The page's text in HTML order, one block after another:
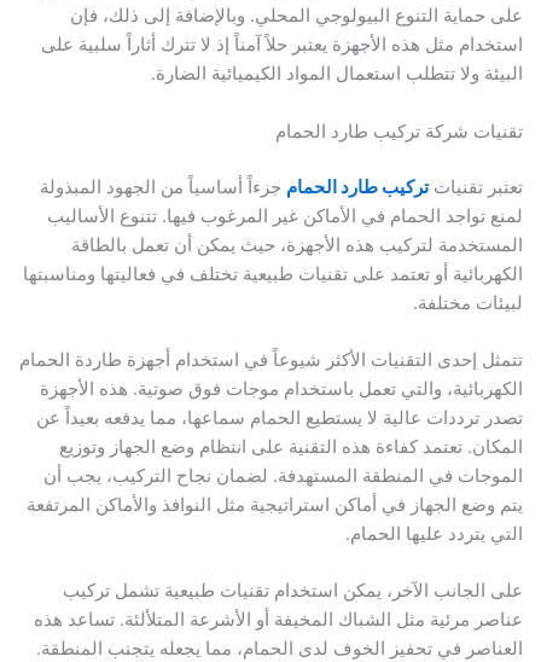
على حماية التنوع البيولوجي المحلي. وبالإضافة إلى ذلك، فإن
استخدام مثل هذه الأجهزة يعتبر حلاً آمناً إذ لا تترك أثاراً سلبية على
البيئة ولا تتطلب استعمال المواد الكيميائية الضارة.
تقنيات شركة تركيب طارد الحمام
تعتبر تقنياتتركيب طارد الحمام جزءاً أساسياً من الجهود المبذولة
لمنع تواجد الحمام في الأماكن غير المرغوب فيها. تتنوع الأساليب
المستخدمة لتركيب هذه الأجهزة، حيث يمكن أن تعمل بالطاقة
الكهربائية أو تعتمد على تقنيات طبيعية تختلف في فعاليتها ومناسبتها
لبيئات مختلفة.
تتمثل إحدى التقنيات الأكثر شيوعاً في استخدام أجهزة طاردة الحمام
الكهربائية، والتي تعمل باستخدام موجات فوق صوتية. هذه الأجهزة
تصدر ترددات عالية لا يستطيع الحمام سماعها، مما يدفعه بعيداً عن
المكان. تعتمد كفاءة هذه التقنية على انتظام وضع الجهاز وتوزيع
الموجات في المنطقة المستهدفة. لضمان نجاح التركيب، يجب أن
يتم وضع الجهاز في أماكن استراتيجية مثل النوافذ والأماكن المرتفعة
التي يتردد عليها الحمام.
على الجانب الآخر، يمكن استخدام تقنيات طبيعية تشمل تركيب
عناصر مرئية مثل الشباك المخيفة أو الأشرعة المتلألئة. تساعد هذه
العناصر في تحفيز الخوف لدى الحمام، مما يجعله يتجنب المنطقة.